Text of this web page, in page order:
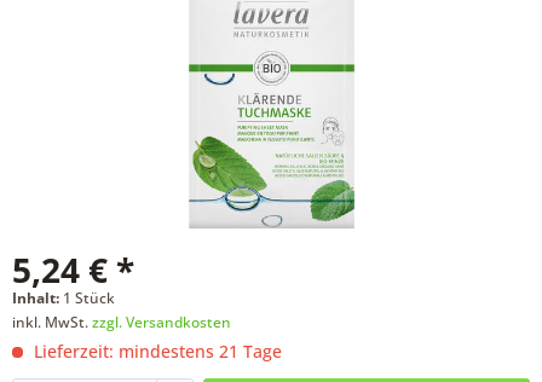
5,24 € *
Inhalt: 1 Stück
inkl. MwSt.zzgl. Versandkosten
Lieferzeit: mindestens 21 Tage